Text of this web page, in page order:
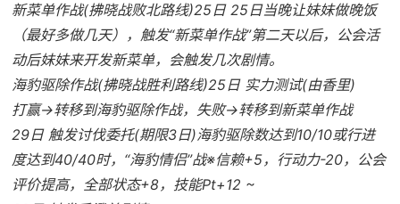
新菜单作战(拂晓战败北路线)25日 25日当晚让妹妹做晚饭
（最好多做几天），触发“新菜单作战”第二天以后，公会活
动后妹妹来开发新菜单，会触发几次剧情。
海豹驱除作战(拂晓战胜利路线)25日 实力测试(由香里)
打赢→转移到海豹驱除作战，失败→转移到新菜单作战
29日 触发讨伐委托(期限3日)海豹驱除数达到10/10或行进
度达到40/40时，“海豹情侣”战※信赖+5，行动力-20，公会
评价提高，全部状态+8，技能Pt+12 ~